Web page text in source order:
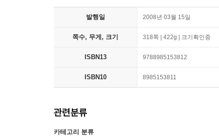
발행일 2008년 03월 15일
쪽수, 무게, 크기 318쪽 | 422g | 크기확인중
ISBN13 9788985153812
ISBN10 8985153811
관련분류
카테고리 분류